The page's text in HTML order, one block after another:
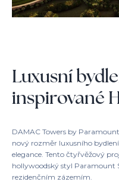
Luxusní
inspirované
DAMAC Towers by
nový rozměr luxusního
elegance. Tento čtyřvěžový
hollywoodský styl Paramount
rezidenčním zázemím.